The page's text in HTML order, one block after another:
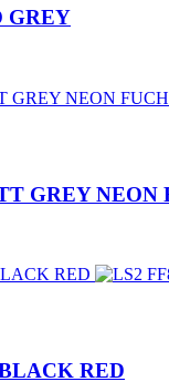
GREY
GREY NEON
RED